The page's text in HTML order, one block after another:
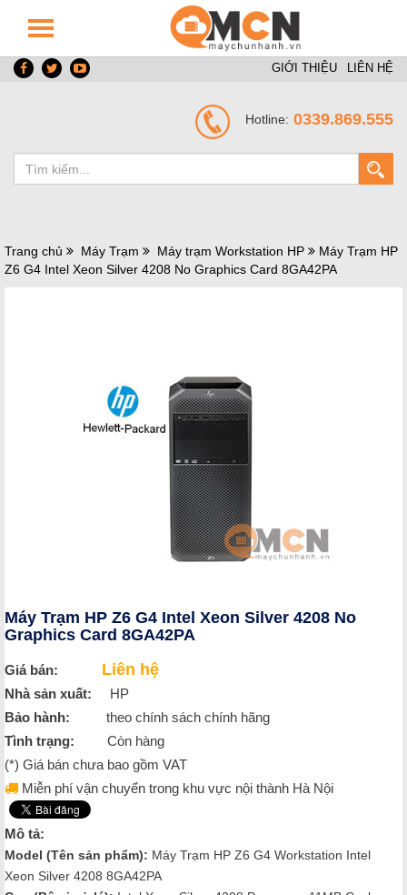
GIỚI THIỆU LIÊN HỆ
Hotline: 0339.869.555
Trang chủ Máy Trạm Máy trạm Workstation HP
Máy Trạm HP
Z6 G4 Intel Xeon Silver 4208 No Graphics Card 8GA42PA
Máy Trạm HP Z6 G4 Intel Xeon Silver 4208 No
Graphics Card 8GA42PA
Giá bán: Liên hệ
Nhà sản xuất: HP
Bảo hành: theo chính sách chính hãng
Tình trạng: Còn hàng
(*) Giá bán chưa bao gồm VAT
Miễn phí vận chuyển trong khu vực nội thành Hà Nội
Mô tả:
Model (Tên sản phẩm): Máy Trạm HP Z6 G4 Workstation Intel
Xeon Silver 4208 8GA42PA